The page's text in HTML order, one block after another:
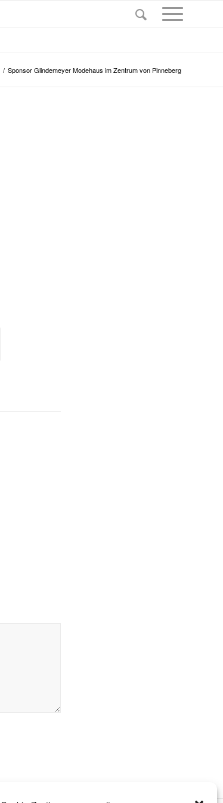
/ Sponsor Glindemeyer Modehaus im Zentrum von Pinneberg